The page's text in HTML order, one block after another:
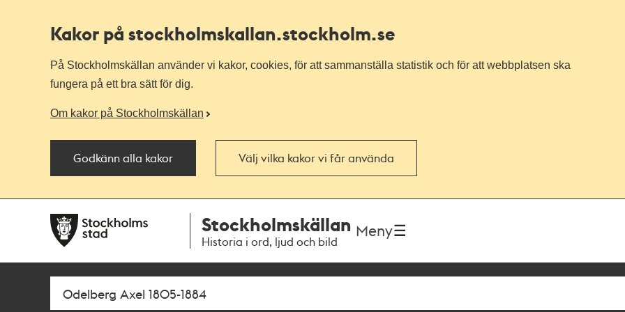
Kakor på stockholmskallan.stockholm.se
På Stockholmskällan använder vi kakor, cookies, för att sammanställa statistik och för att webbplatsen ska
fungera på ett bra sätt för dig.
Om kakor på Stockholmskällan
Godkänn alla kakor Välj vilka kakor vi får använda
navigationen
huvudinnehållet
Stockholmskällan
Historia i ord, ljud och bild
Meny
Sök